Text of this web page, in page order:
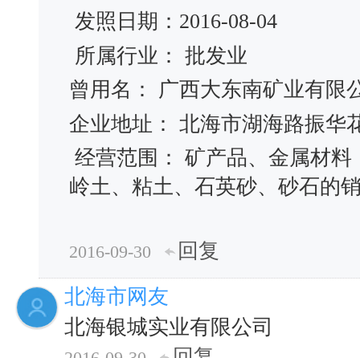
发照日期：2016-08-04
所属行业： 批发业
曾用名： 广西大东南矿业有
企业地址： 北海市湖海路振华
经营范围： 矿产品、金属材
岭土、粘土、石英砂、砂石的
2016-09-30
回复
北海市网友
北海银城实业有限公司